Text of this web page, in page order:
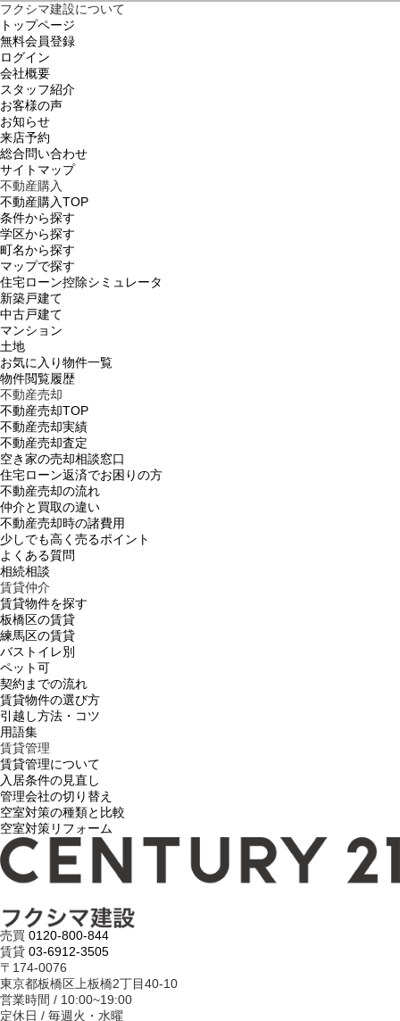
フクシマ建設について
トップページ
無料会員登録
ログイン
会社概要
スタッフ紹介
お客様の声
お知らせ
来店予約
総合問い合わせ
サイトマップ
不動産購入
不動産購入TOP
条件から探す
学区から探す
町名から探す
マップで探す
住宅ローン控除シミュレータ
新築戸建て
中古戸建て
マンション
土地
お気に入り物件一覧
物件閲覧履歴
不動産売却
不動産売却TOP
不動産売却実績
不動産売却査定
空き家の売却相談窓口
住宅ローン返済でお困りの方
不動産売却の流れ
仲介と買取の違い
不動産売却時の諸費用
少しでも高く売るポイント
よくある質問
相続相談
賃貸仲介
賃貸物件を探す
板橋区の賃貸
練馬区の賃貸
バストイレ別
ペット可
契約までの流れ
賃貸物件の選び方
引越し方法・コツ
用語集
賃貸管理
賃貸管理について
入居条件の見直し
管理会社の切り替え
空室対策の種類と比較
空室対策リフォーム
売買 0120-800-844
賃貸 03-6912-3505
〒174-0076
東京都板橋区上板橋2丁目40-10
営業時間 / 10:00~19:00
定休日 / 毎週火・水曜